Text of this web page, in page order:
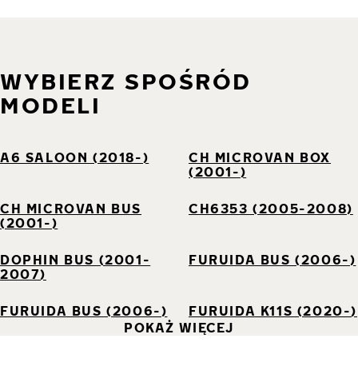
WYBIERZ SPOŚRÓD
MODELI
A6 SALOON (2018-)
CH MICROVAN BOX
(2001-)
CH MICROVAN BUS
(2001-)
CH6353 (2005-2008)
DOPHIN BUS (2001-
2007)
FURUIDA BUS (2006-)
FURUIDA BUS (2006-)
FURUIDA K11S (2020-)
POKAŻ WIĘCEJ